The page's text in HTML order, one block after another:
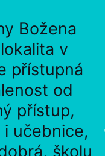
Božena
v
přístupná
od
přístup,
učebnice,
školu